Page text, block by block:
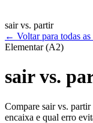
sair vs. partir
← Voltar para todas
Elementar (A2)
sair vs.
Compare sair vs.
encaixa e qual erro